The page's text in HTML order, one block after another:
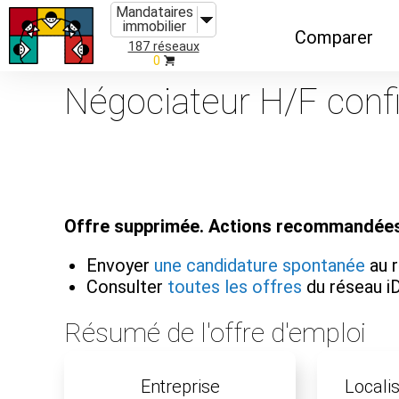
Mandataires
immobilier
187 réseaux
0
Comparer
Caractéristiques
Organismes de
Négociateur H/F
Offre supprimée. Actions
Envoyer une candidature spontanée au
Consulter toutes les offres du réseau
Résumé de l'offre d'emploi
Entreprise